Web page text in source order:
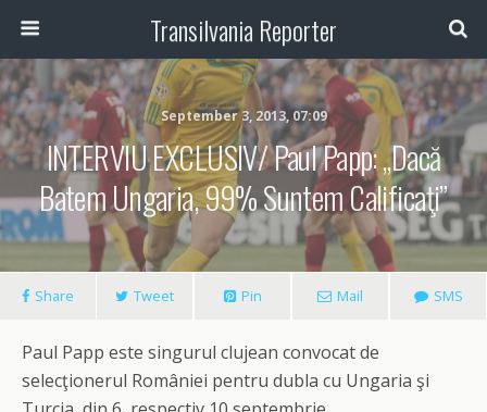
Transilvania Reporter
September 3, 2013, 07:09
INTERVIU EXCLUSIV/ Paul Papp: „Dacă
Batem Ungaria, 99% Suntem Calificaţi”
Share Tweet Pin Mail SMS
Paul Papp este singurul clujean convocat de
selecţionerul României pentru dubla cu Ungaria şi